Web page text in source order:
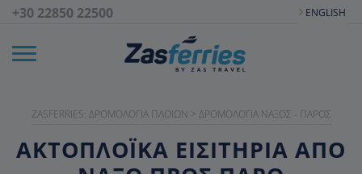
+30 22850 22500 ENGLISH
ZASFERRIES: ΔΡΟΜΟΛΌΓΙΑ ΠΛΟΊΩΝ > ΔΡΟΜΟΛΌΓΙΑ ΝΆΞΟΣ - ΠΆΡΟΣ
ΑΚΤΟΠΛΟΪΚΑ ΕΙΣΙΤΉΡΙΑ ΑΠΌ